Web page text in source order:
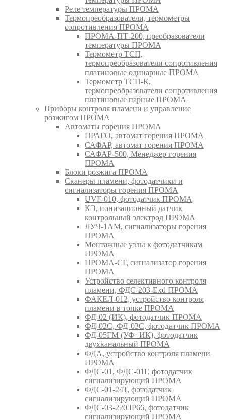
Реле температуры ПРОМА
Термопреобразователи, термометры
сопротивления ПРОМА
ПРОМА-ПТ-200, преобразователи
температуры ПРОМА
Термометр ТСП,
термопреобразователи сопротивления
платиновые одинарные ПРОМА
Термометр ТСП-К,
термопреобразователи сопротивления
платиновые парные ПРОМА
Приборы контроля пламени и управление
розжигом ПРОМА
Автоматы горения ПРОМА
ПРАГО, автомат горения ПРОМА
САФАР, автомат горения ПРОМА
САФАР-500, Менеджер горения
ПРОМА
Блоки розжига ПРОМА
Сканеры пламени, фотодатчики и
сигнализаторы горения ПРОМА
UVF-010, фотодатчик ПРОМА
КЭ, ионизационный датчик
контрольный электрод ПРОМА
ЛУЧ-1АМ, сигнализаторы горения
ПРОМА
Монтажные узлы к фотодатчикам
ПРОМА
ПРОМА-СГ, сигнализатор горения
ПРОМА
Устройство селективного контроля
пламени, ФДС-203-Exd ПРОМА
ФАКЕЛ-012, устройство контроля
пламени в топке ПРОМА
ФД-02 (ИК), фотодатчик ПРОМА
ФД-02С, ФД-03С, фотодатчик ПРОМА
ФД-05ГМ (УФ+ИК), фотодатчик
двухканальный ПРОМА
ФДА, устройство контроля пламени
ПРОМА
ФДС-01, ФДС-01Г, фотодатчик
сигнализирующий ПРОМА
ФДС-01-24Т, фотодатчик
сигнализирующий ПРОМА
ФДС-03-220 IP66, фотодатчик
сигнализирующий ПРОМА